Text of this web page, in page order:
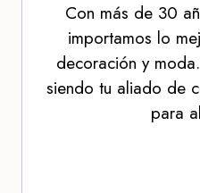
Con más de 30
importamos lo
decoración y
siendo tu aliado de
para